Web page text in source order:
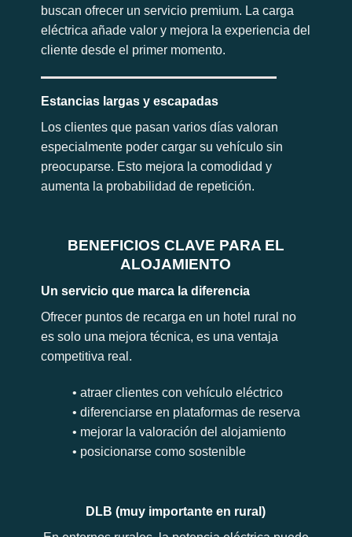
buscan ofrecer un servicio premium. La carga
eléctrica añade valor y mejora la experiencia del
cliente desde el primer momento.
Estancias largas y escapadas
Los clientes que pasan varios días valoran
especialmente poder cargar su vehículo sin
preocuparse. Esto mejora la comodidad y
aumenta la probabilidad de repetición.
BENEFICIOS CLAVE PARA EL
ALOJAMIENTO
Un servicio que marca la diferencia
Ofrecer puntos de recarga en un hotel rural no
es solo una mejora técnica, es una ventaja
competitiva real.
• atraer clientes con vehículo eléctrico
• diferenciarse en plataformas de reserva
• mejorar la valoración del alojamiento
• posicionarse como sostenible
DLB (muy importante en rural)